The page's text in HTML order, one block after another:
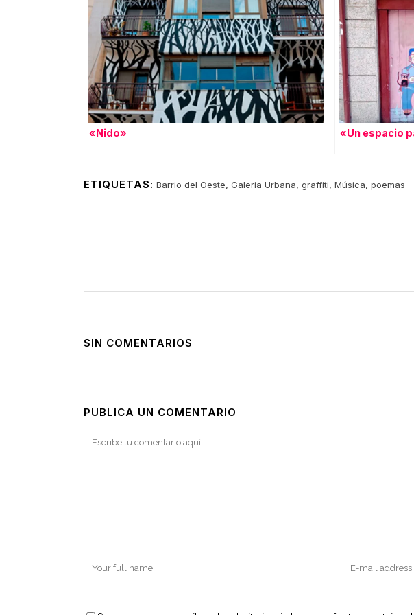
«Nido» «Un espacio
ETIQUETAS: Barrio del Oeste, Galeria Urbana, graffiti, Música, poemas
SIN COMENTARIOS
PUBLICA UN COMENTARIO